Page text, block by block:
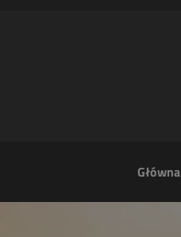
Główna